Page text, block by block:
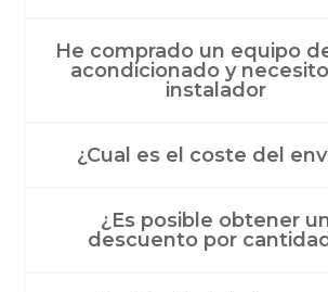
He comprado un equipo
acondicionado y
instalador
¿Cual es el coste del
¿Es posible obtener
descuento por